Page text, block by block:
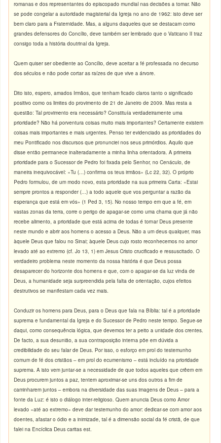
romanas e dos representantes do episcopado mundial nas decisões a tomar. Não
se pode congelar a autoridade magisterial da Igreja no ano de 1962: isto deve ser
bem claro para a Fraternidade. Mas, a alguns daqueles que se destacam como
grandes defensores do Concílio, deve também ser lembrado que o Vaticano II traz
consigo toda a história doutrinal da Igreja.
Quem quiser ser obediente ao Concílio, deve aceitar a fé professada no decurso
dos séculos e não pode cortar as raízes de que vive a árvore.
Dito isto, espero, amados Irmãos, que tenham ficado claros tanto o significado
positivo como os limites do provimento de 21 de Janeiro de 2009. Mas resta a
questão: Tal provimento era necessário? Constituía verdadeiramente uma
prioridade? Não há porventura coisas muito mais importantes? Certamente existem
coisas mais importantes e mais urgentes. Penso ter evidenciado as prioridades do
meu Pontificado nos discursos que pronunciei nos seus primórdios. Aquilo que
disse então permanece inalteradamente a minha linha orientadora. A primeira
prioridade para o Sucessor de Pedro foi fixada pelo Senhor, no Cenáculo, de
maneira inequivocável: «Tu (…) confirma os teus irmãos» (Lc 22, 32). O próprio
Pedro formulou, de um modo novo, esta prioridade na sua primeira Carta: «Estai
sempre prontos a responder(…) a todo aquele que vos perguntar a razão da
esperança que está em vós» (1 Ped 3, 15). No nosso tempo em que a fé, em
vastas zonas da terra, corre o perigo de apagar-se como uma chama que já não
recebe alimento, a prioridade que está acima de todas é tornar Deus presente
neste mundo e abrir aos homens o acesso a Deus. Não a um deus qualquer, mas
àquele Deus que falou no Sinai; àquele Deus cujo rosto reconhecemos no amor
levado até ao extremo (cf. Jo 13, 1) em Jesus Cristo crucificado e ressuscitado. O
verdadeiro problema neste momento da nossa história é que Deus possa
desaparecer do horizonte dos homens e que, com o apagar-se da luz vinda de
Deus, a humanidade seja surpreendida pela falta de orientação, cujos efeitos
destrutivos se manifestam cada vez mais.
Conduzir os homens para Deus, para o Deus que fala na Bíblia: tal é a prioridade
suprema e fundamental da Igreja e do Sucessor de Pedro neste tempo. Segue-se
daqui, como consequência lógica, que devemos ter a peito a unidade dos crentes.
De facto, a sua desunião, a sua contraposição interna põe em dúvida a
credibilidade do seu falar de Deus. Por isso, o esforço em prol do testemunho
comum de fé dos cristãos – em prol do ecumenismo – está incluído na prioridade
suprema. A isto vem juntar-se a necessidade de que todos aqueles que crêem em
Deus procurem juntos a paz, tentem aproximar-se uns dos outros a fim de
caminharem juntos – embora na diversidade das suas imagens de Deus – para a
fonte da Luz: é isto o diálogo inter-religioso. Quem anuncia Deus como Amor
levado «até ao extremo» deve dar testemunho do amor: dedicar-se com amor aos
doentes, afastar o ódio e a inimizade, tal é a dimensão social da fé cristã, de que
falei na Encíclica Deus caritas est.